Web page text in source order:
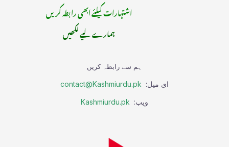
اشتہارات کیلئے ابھی رابطہ کریں
ہمارے لیے لکھیں
ہم سے رابطہ کریں
ای میل: contact@Kashmiurdu.pk
ویب: Kashmiurdu.pk